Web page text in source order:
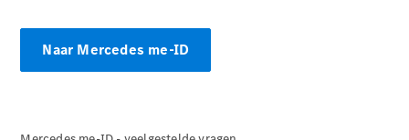
Alle
Limousine
CLA
Elektrisch
Naar Mercedes me-ID